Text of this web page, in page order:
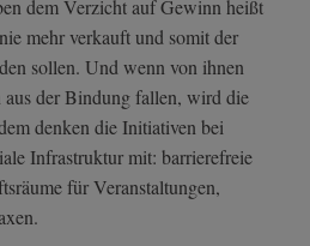
dem Verzicht auf Gewinn heißt
mehr verkauft und somit der
sollen. Und wenn von ihnen
aus der Bindung fallen, wird die
denken die Initiativen bei
Infrastruktur mit: barrierefreie
für Veranstaltungen,